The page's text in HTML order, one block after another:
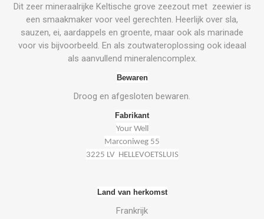
Dit zeer mineraalrijke Keltische grove zeezout met zeewier is
een smaakmaker voor veel gerechten. Heerlijk over sla,
sauzen, ei, aardappels en groente, maar ook als marinade
voor vis bijvoorbeeld. En als zoutwateroplossing ook ideaal
als aanvullend mineralencomplex.
Bewaren
Droog en afgesloten bewaren.
Fabrikant
Your Well
Marconiweg 55
3225 LV HELLEVOETSLUIS
Land van herkomst
Frankrijk